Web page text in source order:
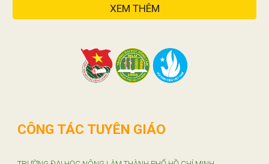
XEM THÊM
CÔNG TÁC TUYÊN GIÁO